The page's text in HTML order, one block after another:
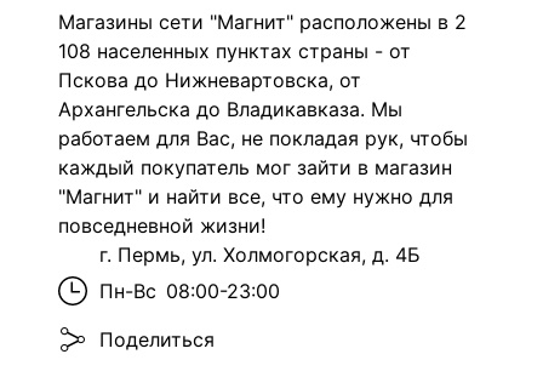
Магазины сети "Магнит" расположены в 2
108 населенных пунктах страны - от
Пскова до Нижневартовска, от
Архангельска до Владикавказа. Мы
работаем для Вас, не покладая рук, чтобы
каждый покупатель мог зайти в магазин
"Магнит" и найти все, что ему нужно для
повседневной жизни!
г. Пермь, ул. Холмогорская, д. 4Б
Пн-Вс 08:00-23:00
Поделиться